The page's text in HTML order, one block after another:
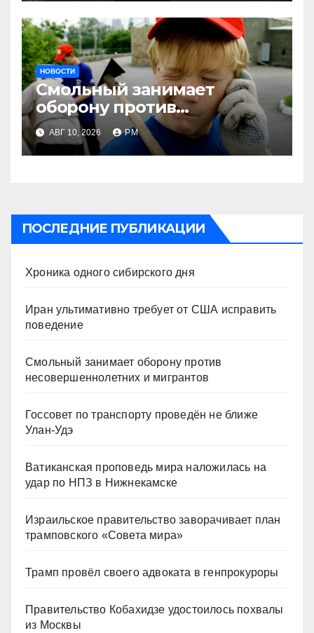
НОВОСТИ
Смольный занимает
оборону против
несовершеннолетних и
мигрантов
АВГ 10, 2026 РМ
ПОСЛЕДНИЕ ПУБЛИКАЦИИ
Хроника одного сибирского дня
Иран ультимативно требует от США исправить
поведение
Смольный занимает оборону против
несовершеннолетних и мигрантов
Госсовет по транспорту проведён не ближе
Улан-Удэ
Ватиканская проповедь мира наложилась на
удар по НПЗ в Нижнекамске
Израильское правительство заворачивает план
трамповского «Совета мира»
Трамп провёл своего адвоката в генпрокуроры
Правительство Кобахидзе удостоилось похвалы
из Москвы